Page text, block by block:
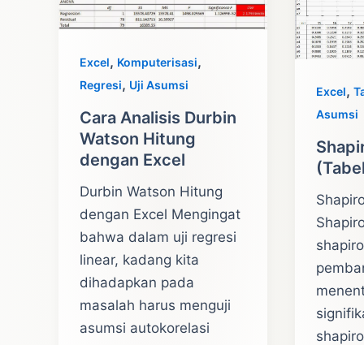
Excel, Komputerisasi,
Regresi, Uji Asumsi
Cara Analisis Durbin
Watson Hitung
dengan Excel
Durbin Watson Hitung
dengan Excel Mengingat
bahwa dalam uji regresi
linear, kadang kita
dihadapkan pada
masalah harus menguji
asumsi autokorelasi
Excel,
Asumsi